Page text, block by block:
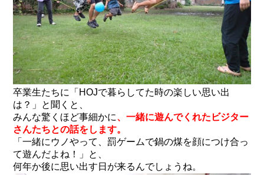
卒業生たちに「HOJで暮らしてた時の楽しい思い出
は？」と聞くと、
みんな驚くほど事細かに、一緒に遊んでくれたビジター
さんたちとの話をします。
「一緒にウノやって、罰ゲームで鍋の煤を顔につけ合っ
て遊んだよね！」と、
何年か後に思い出す日が来るんでしょうね。